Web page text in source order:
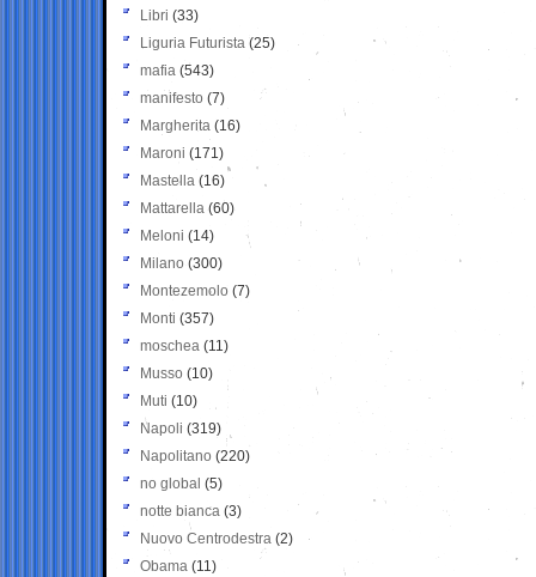
Libri (33)
Liguria Futurista (25)
mafia (543)
manifesto (7)
Margherita (16)
Maroni (171)
Mastella (16)
Mattarella (60)
Meloni (14)
Milano (300)
Montezemolo (7)
Monti (357)
moschea (11)
Musso (10)
Muti (10)
Napoli (319)
Napolitano (220)
no global (5)
notte bianca (3)
Nuovo Centrodestra (2)
Obama (11)